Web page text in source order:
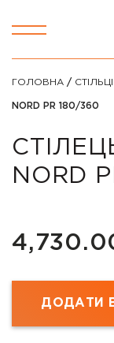
ГОЛОВНА / СТІЛЬЦІ
NORD PR 180/360
NORD
ДОДАТИ